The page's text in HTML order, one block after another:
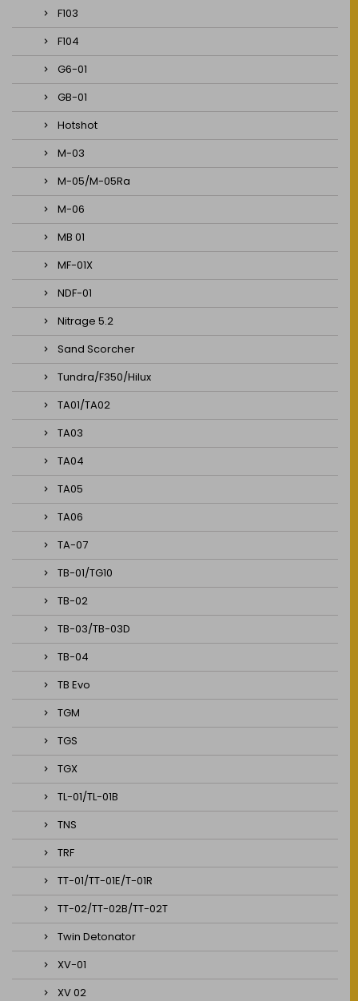
F103
F104
G6-01
GB-01
Hotshot
M-03
M-05/M-05Ra
M-06
MB 01
MF-01X
NDF-01
Nitrage 5.2
Sand Scorcher
Tundra/F350/Hilux
TA01/TA02
TA03
TA04
TA05
TA06
TA-07
TB-01/TG10
TB-02
TB-03/TB-03D
TB-04
TB Evo
TGM
TGS
TGX
TL-01/TL-01B
TNS
TRF
TT-01/TT-01E/T-01R
TT-02/TT-02B/TT-02T
Twin Detonator
XV-01
XV 02